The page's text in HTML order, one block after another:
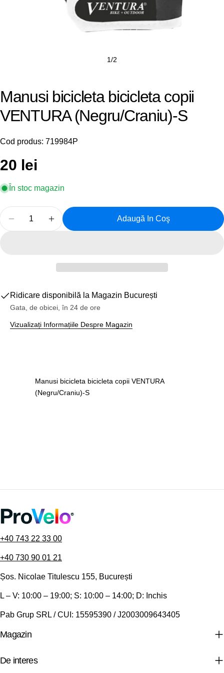
1/2
Manusi bicicleta bicicleta copii
VENTURA (Negru/Craniu)-S
Cod produs: 719984P
Preț
obișnuit
20 lei
În stoc magazin
Reduceți Cantitatea Pentru Manusi Bicicleta
Creșteți Cantitatea Pentru Manusi
Adaugă In Coş
Ridicare disponibilă la Magazin București
Gata, de obicei, în 24 de ore
Vizualizați Informațiile Despre Magazin
Manusi bicicleta bicicleta copii VENTURA
(Negru/Craniu)-S
+40 743 22 33 00
+40 730 90 01 21
Șos. Nicolae Titulescu 155, București
L – V: 10:00 – 19:00; S: 10:00 – 14:00; D: Inchis
Pab Grup SRL / CUI: 15595390 / J2003009643405
Magazin
De interes